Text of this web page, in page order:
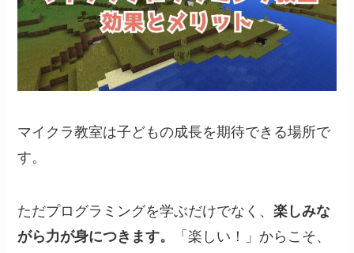
マイクラ教室は子どもの成長を期待できる場所で
す。
ただプログラミングを学ぶだけでなく、楽しみな
がら力が身につきます。
「楽しい！」からこそ、